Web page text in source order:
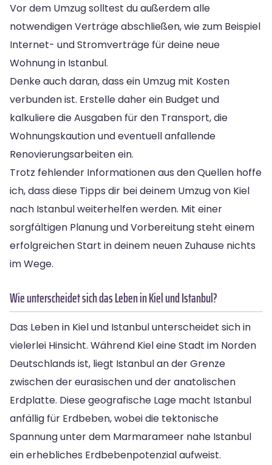
Vor dem Umzug solltest du außerdem alle
notwendigen Verträge abschließen, wie zum Beispiel
Internet- und Stromverträge für deine neue
Wohnung in Istanbul.
Denke auch daran, dass ein Umzug mit Kosten
verbunden ist. Erstelle daher ein Budget und
kalkuliere die Ausgaben für den Transport, die
Wohnungskaution und eventuell anfallende
Renovierungsarbeiten ein.
Trotz fehlender Informationen aus den Quellen hoffe
ich, dass diese Tipps dir bei deinem Umzug von Kiel
nach Istanbul weiterhelfen werden. Mit einer
sorgfältigen Planung und Vorbereitung steht einem
erfolgreichen Start in deinem neuen Zuhause nichts
im Wege.
Wie unterscheidet sich das Leben in Kiel und Istanbul?
Das Leben in Kiel und Istanbul unterscheidet sich in
vielerlei Hinsicht. Während Kiel eine Stadt im Norden
Deutschlands ist, liegt Istanbul an der Grenze
zwischen der eurasischen und der anatolischen
Erdplatte. Diese geografische Lage macht Istanbul
anfällig für Erdbeben, wobei die tektonische
Spannung unter dem Marmarameer nahe Istanbul
ein erhebliches Erdbebenpotenzial aufweist.